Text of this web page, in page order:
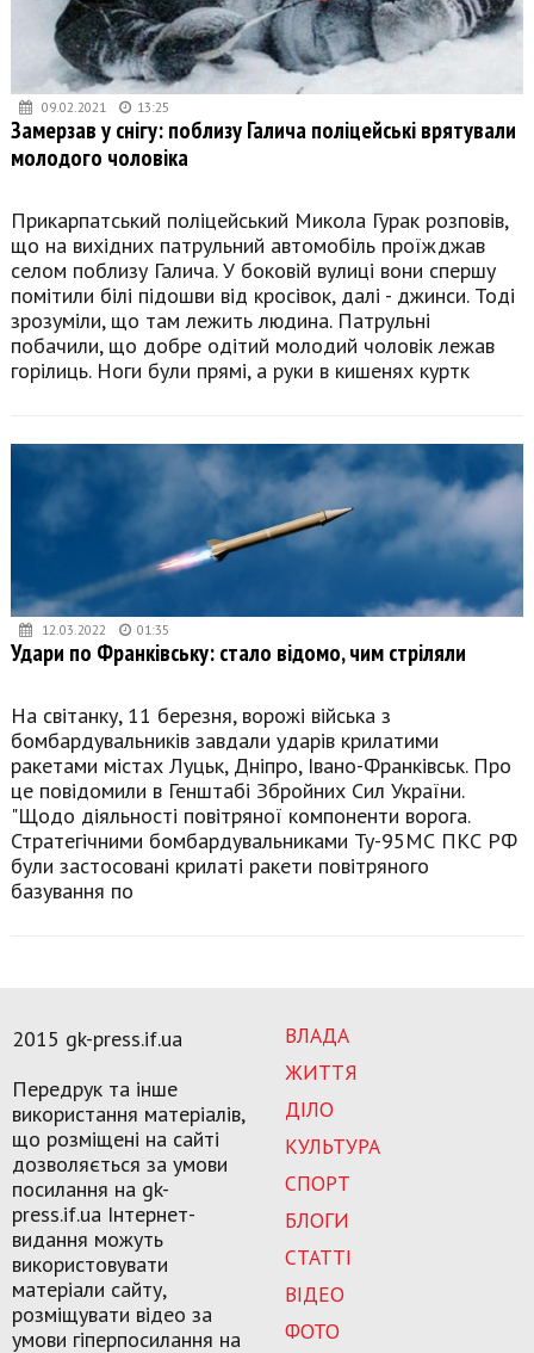
09.02.2021 13:25
Замерзав у снігу: поблизу Галича поліцейські врятували
молодого чоловіка
Прикарпатський поліцейський Микола Гурак розповів,
що на вихідних патрульний автомобіль проїжджав
селом поблизу Галича. У боковій вулиці вони спершу
помітили білі підошви від кросівок, далі - джинси. Тоді
зрозуміли, що там лежить людина. Патрульні
побачили, що добре одітий молодий чоловік лежав
горілиць. Ноги були прямі, а руки в кишенях куртк
12.03.2022 01:35
Удари по Франківську: стало відомо, чим стріляли
На світанку, 11 березня, ворожі війська з
бомбардувальників завдали ударів крилатими
ракетами містах Луцьк, Дніпро, Івано-Франківськ. Про
це повідомили в Генштабі Збройних Сил України.
"Щодо діяльності повітряної компоненти ворога.
Стратегічними бомбардувальниками Ту-95МС ПКС РФ
були застосовані крилаті ракети повітряного
базування по
ВЛАДА
ЖИТТЯ
ДІЛО
КУЛЬТУРА
СПОРТ
БЛОГИ
СТАТТІ
ВІДЕО
ФОТО
2015 gk-press.if.ua
Передрук та інше
використання матеріалів,
що розміщені на сайті
дозволяється за умови
посилання на gk-
press.if.ua Інтернет-
видання можуть
використовувати
матеріали сайту,
розміщувати відео за
умови гіперпосилання на